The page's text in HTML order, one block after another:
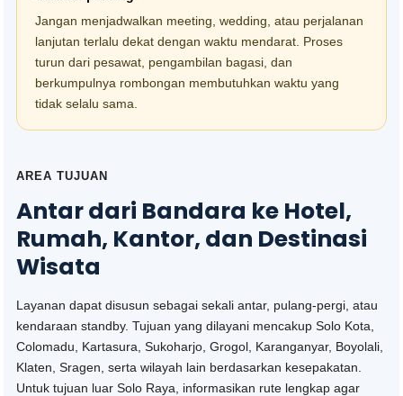
Jangan menjadwalkan meeting, wedding, atau perjalanan
lanjutan terlalu dekat dengan waktu mendarat. Proses
turun dari pesawat, pengambilan bagasi, dan
berkumpulnya rombongan membutuhkan waktu yang
tidak selalu sama.
AREA TUJUAN
Antar dari Bandara ke Hotel,
Rumah, Kantor, dan Destinasi
Wisata
Layanan dapat disusun sebagai sekali antar, pulang-pergi, atau
kendaraan standby. Tujuan yang dilayani mencakup Solo Kota,
Colomadu, Kartasura, Sukoharjo, Grogol, Karanganyar, Boyolali,
Klaten, Sragen, serta wilayah lain berdasarkan kesepakatan.
Untuk tujuan luar Solo Raya, informasikan rute lengkap agar